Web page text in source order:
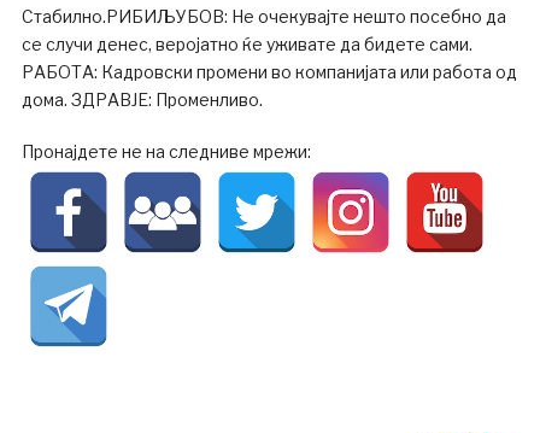
Стабилно.РИБИЉУБОВ: Не очекувајте нешто посебно да
се случи денес, веројатно ќе уживате да бидете сами.
РАБОТА: Кадровски промени во компанијата или работа од
дома. ЗДРАВЈЕ: Променливо.
Пронајдете не на следниве мрежи: